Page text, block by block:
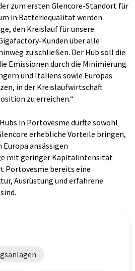
zum ersten Glencore-Standort für
in Batteriequalität werden
den Kreislauf für unsere
Kunden über alle
zu schließen. Der Hub soll die
Emissionen durch die Minimierung
und Italiens sowie Europas
in der Kreislaufwirtschaft
zu erreichen.“
in Portovesme dürfte sowohl
erhebliche Vorteile bringen,
Europa ansässigen
mit geringer Kapitalintensität
Portovesme bereits eine
Ausrüstung und erfahrene